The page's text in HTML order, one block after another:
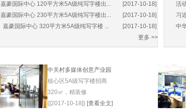
[2017-10-18]
嘉豪国际中心 120平方米5A级纯写字楼出...
[2017-10-18]
嘉豪国际中心 230平方米5A级纯写字楼出...
[2017-10-18]
嘉豪国际中心 320平方米5A级纯写字楼 ...
更多 >>
活
习
中
中关村多媒体创意产业园
核心区5A级写字楼招商
320㎡，精装修
([2017-10-18]) [查看全文]